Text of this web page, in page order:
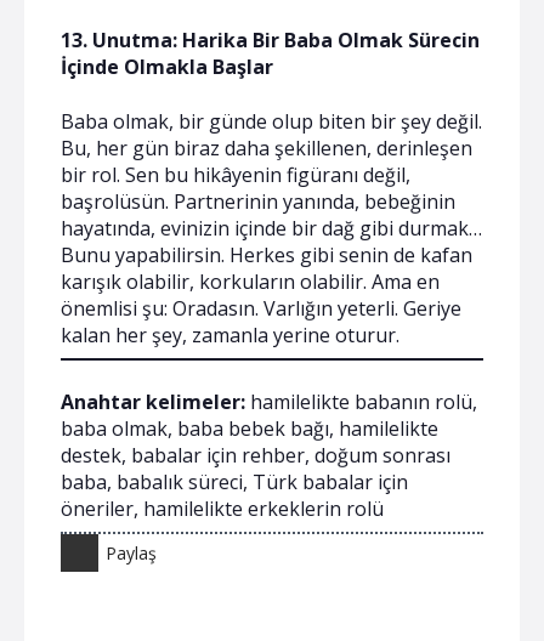
13. Unutma: Harika Bir Baba Olmak Sürecin
İçinde Olmakla Başlar
Baba olmak, bir günde olup biten bir şey değil.
Bu, her gün biraz daha şekillenen, derinleşen
bir rol. Sen bu hikâyenin figüranı değil,
başrolüsün. Partnerinin yanında, bebeğinin
hayatında, evinizin içinde bir dağ gibi durmak…
Bunu yapabilirsin. Herkes gibi senin de kafan
karışık olabilir, korkuların olabilir. Ama en
önemlisi şu: Oradasın. Varlığın yeterli. Geriye
kalan her şey, zamanla yerine oturur.
Anahtar kelimeler: hamilelikte babanın rolü,
baba olmak, baba bebek bağı, hamilelikte
destek, babalar için rehber, doğum sonrası
baba, babalık süreci, Türk babalar için
öneriler, hamilelikte erkeklerin rolü
Paylaş